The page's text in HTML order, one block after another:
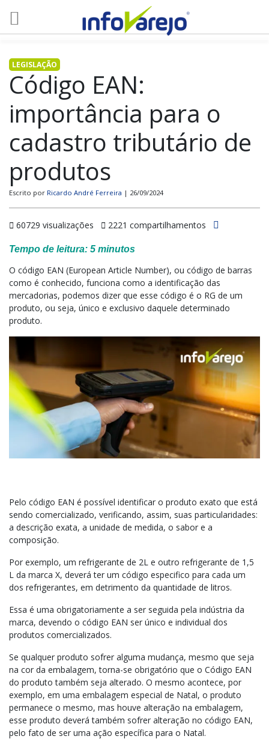
LEGISLAÇÃO
Código EAN:
importância para o
cadastro tributário de
produtos
Escrito por Ricardo André Ferreira | 26/09/2024
60729 visualizações 2221 compartilhamentos
Tempo de leitura: 5 minutos
O código EAN (European Article Number), ou código de barras
como é conhecido, funciona como a identificação das
mercadorias, podemos dizer que esse código é o RG de um
produto, ou seja, único e exclusivo daquele determinado
produto.
Pelo código EAN é possível identificar o produto exato que está
sendo comercializado, verificando, assim, suas particularidades:
a descrição exata, a unidade de medida, o sabor e a
composição.
Por exemplo, um refrigerante de 2L e outro refrigerante de 1,5
L da marca X, deverá ter um código especifico para cada um
dos refrigerantes, em detrimento da quantidade de litros.
Essa é uma obrigatoriamente a ser seguida pela indústria da
marca, devendo o código EAN ser único e individual dos
produtos comercializados.
Se qualquer produto sofrer alguma mudança, mesmo que seja
na cor da embalagem, torna-se obrigatório que o Código EAN
do produto também seja alterado. O mesmo acontece, por
exemplo, em uma embalagem especial de Natal, o produto
permanece o mesmo, mas houve alteração na embalagem,
esse produto deverá também sofrer alteração no código EAN,
pelo fato de ser uma ação específica para o Natal.